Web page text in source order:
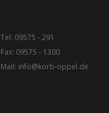
Tel: 09575 - 291
Fax: 09575 - 1300
Mail: info@korb-oppel.de